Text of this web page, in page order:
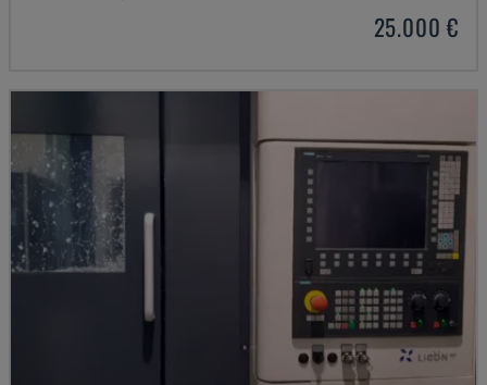
25.000 €